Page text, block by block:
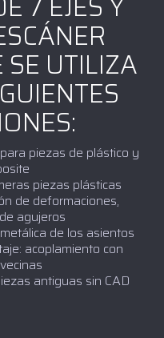
UTILIZA
piezas de plástico y
piezas plásticas
de deformaciones,
agujeros
de los asientos
acoplamiento con
antiguas sin CAD